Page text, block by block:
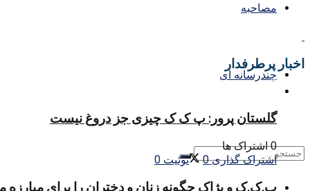
مصاحبه
چندرسانه ای
اخبار پرطرفدار
گلستان پرور: پ ک ک چیزی جز دروغ نیست
0 اشتراک ها
اشتراک گذاری 0 توئیت 0
پ.ک.ک و پژاک چگونه زنان و دختران را برای